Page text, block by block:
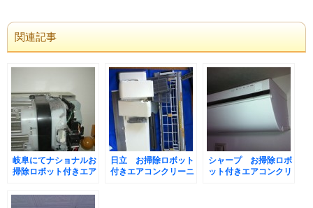
関連記事
岐阜にてナショナルお
掃除ロボット付きエア
日立 お掃除ロボット
付きエアコンクリーニ
シャープ お掃除ロボ
ット付きエアコンクリ